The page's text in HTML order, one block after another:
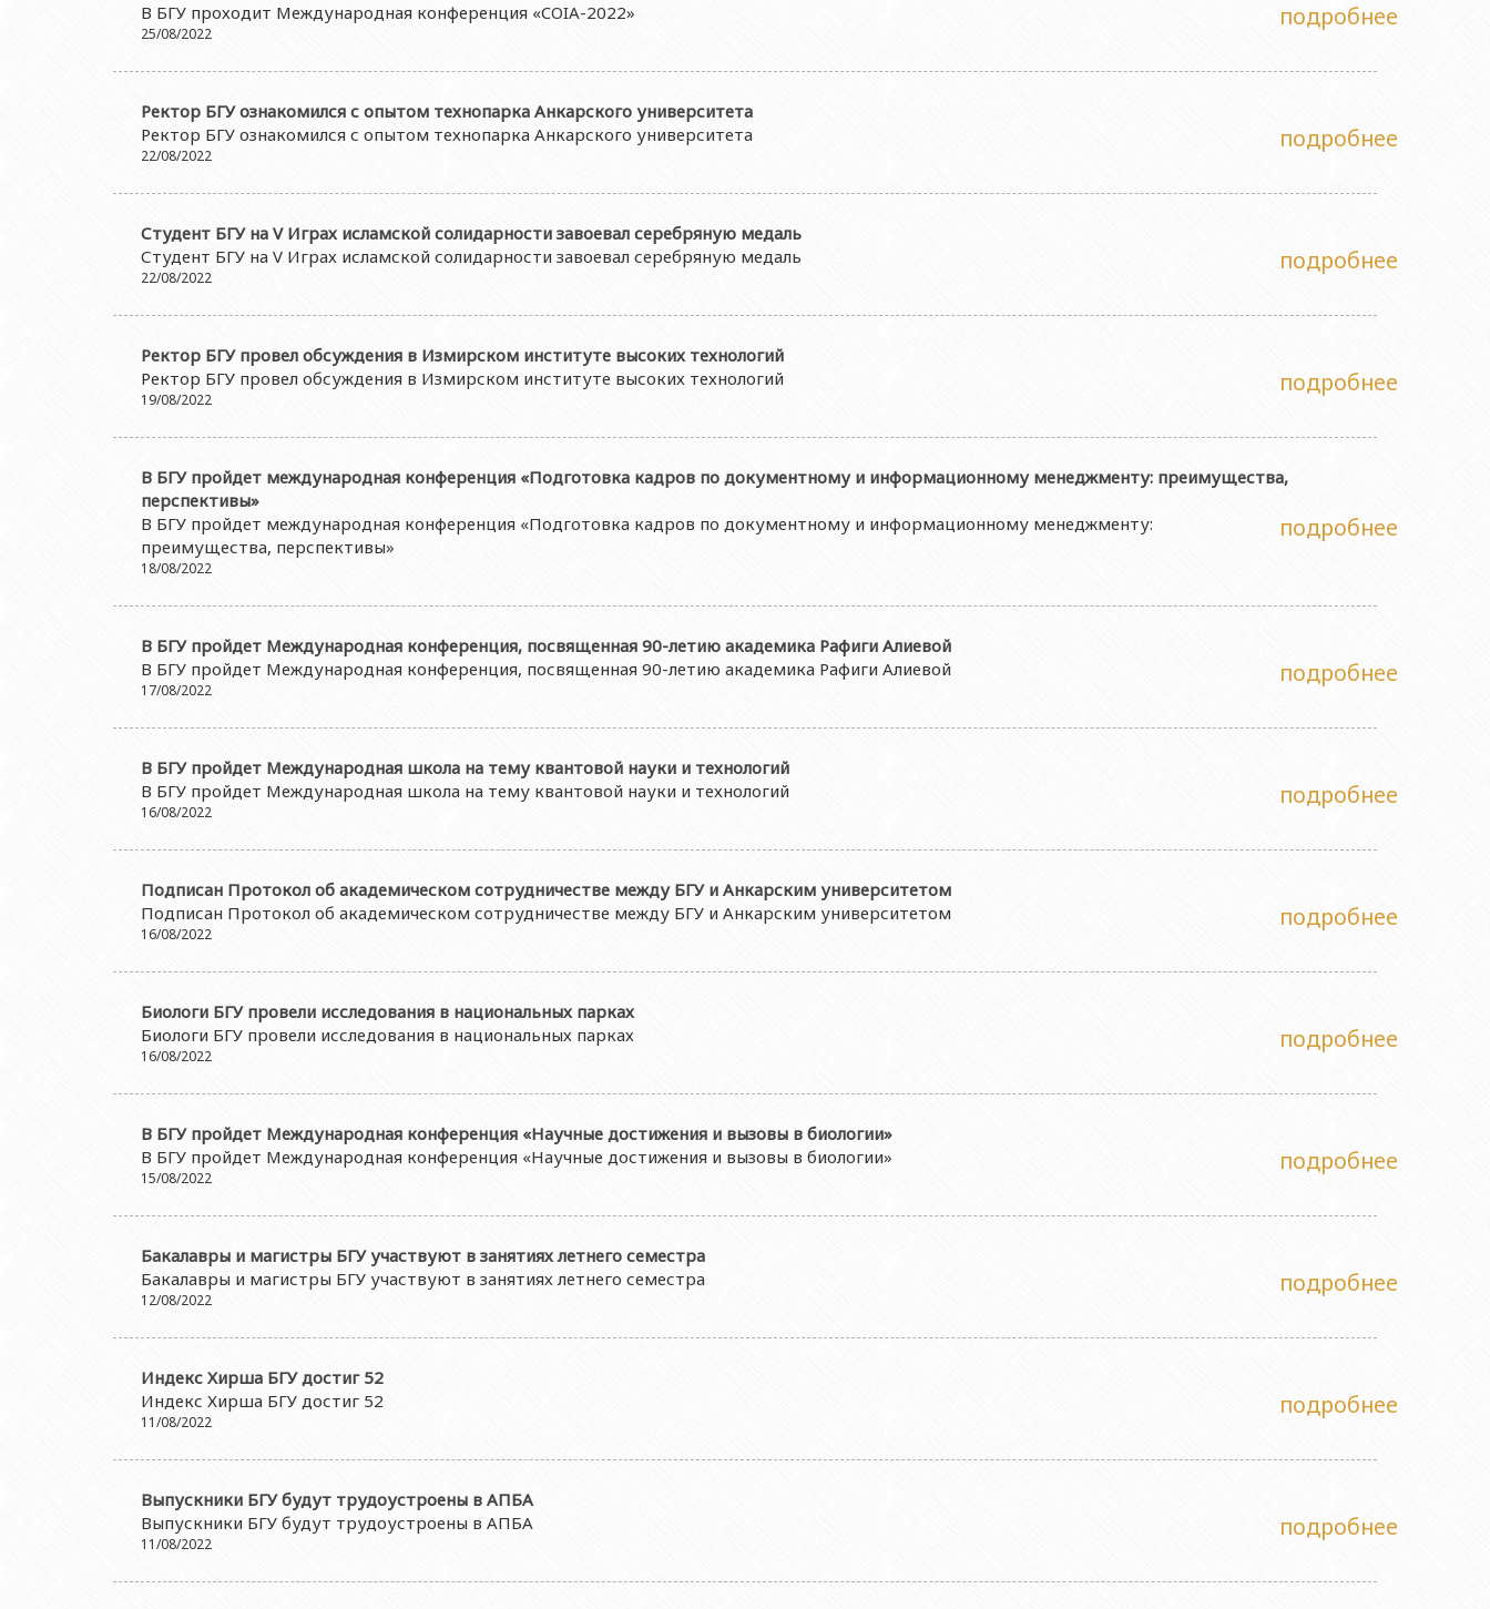
В БГУ проходит Международная конференция «COIA-2022»
25/08/2022
подробнее
Ректор БГУ ознакомился с опытом технопарка Анкарского университета
Ректор БГУ ознакомился с опытом технопарка Анкарского университета
22/08/2022
подробнее
Студент БГУ на V Играх исламской солидарности завоевал серебряную медаль
Студент БГУ на V Играх исламской солидарности завоевал серебряную медаль
22/08/2022
подробнее
Ректор БГУ провел обсуждения в Измирском институте высоких технологий
Ректор БГУ провел обсуждения в Измирском институте высоких технологий
19/08/2022
подробнее
В БГУ пройдет международная конференция «Подготовка кадров по документному и информационному менеджменту: преимущества,
перспективы»
В БГУ пройдет международная конференция «Подготовка кадров по документному и информационному менеджменту:
преимущества, перспективы»
18/08/2022
подробнее
В БГУ пройдет Международная конференция, посвященная 90-летию академика Рафиги Алиевой
В БГУ пройдет Международная конференция, посвященная 90-летию академика Рафиги Алиевой
17/08/2022
подробнее
В БГУ пройдет Международная школа на тему квантовой науки и технологий
В БГУ пройдет Международная школа на тему квантовой науки и технологий
16/08/2022
подробнее
Подписан Протокол об академическом сотрудничестве между БГУ и Анкарским университетом
Подписан Протокол об академическом сотрудничестве между БГУ и Анкарским университетом
16/08/2022
подробнее
Биологи БГУ провели исследования в национальных парках
Биологи БГУ провели исследования в национальных парках
16/08/2022
подробнее
В БГУ пройдет Международная конференция «Научные достижения и вызовы в биологии»
В БГУ пройдет Международная конференция «Научные достижения и вызовы в биологии»
15/08/2022
подробнее
Бакалавры и магистры БГУ участвуют в занятиях летнего семестра
Бакалавры и магистры БГУ участвуют в занятиях летнего семестра
12/08/2022
подробнее
Индекс Хирша БГУ достиг 52
Индекс Хирша БГУ достиг 52
11/08/2022
подробнее
Выпускники БГУ будут трудоустроены в AПБА
Выпускники БГУ будут трудоустроены в AПБА
11/08/2022
подробнее